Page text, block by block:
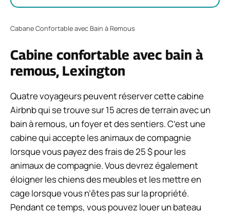
Cabane Confortable avec Bain à Remous
Cabine confortable avec bain à
remous, Lexington
Quatre voyageurs peuvent réserver cette cabine
Airbnb qui se trouve sur 15 acres de terrain avec un
bain à remous, un foyer et des sentiers. C’est une
cabine qui accepte les animaux de compagnie
lorsque vous payez des frais de 25 $ pour les
animaux de compagnie. Vous devrez également
éloigner les chiens des meubles et les mettre en
cage lorsque vous n’êtes pas sur la propriété.
Pendant ce temps, vous pouvez louer un bateau